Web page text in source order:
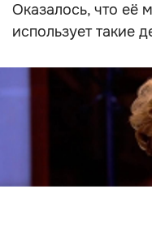
Оказалось, что её
использует такие